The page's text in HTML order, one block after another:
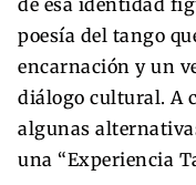
poesía del tango
encarnación y un
diálogo cultural. A
algunas
una “Experiencia